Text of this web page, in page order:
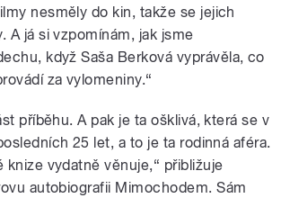
nesměly do kin, takže se jejich
A já si vzpomínám, jak jsme
když Saša Berková vyprávěla, co
za vylomeniny.“
příběhu. A pak je ta ošklivá, která se v
25 let, a to je ta rodinná aféra.
knize vydatně věnuje,“ přibližuje
autobiografii Mimochodem. Sám